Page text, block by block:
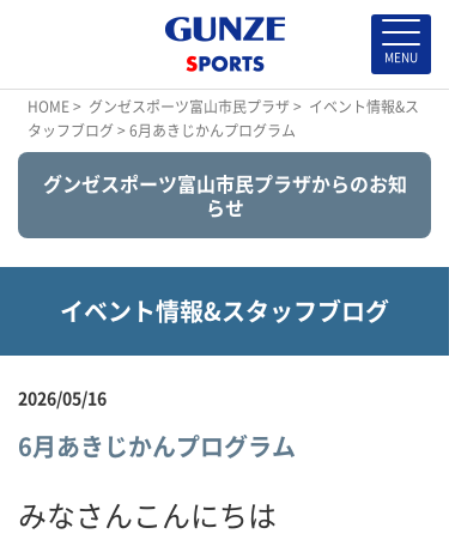
HOME> グンゼスポーツ富山市民プラザ> イベント情報&ス
タッフブログ> 6月あきじかんプログラム
グンゼスポーツ富山市民プラザからのお知
らせ
イベント情報&スタッフブログ
2026/05/16
6月あきじかんプログラム
みなさんこんにちは